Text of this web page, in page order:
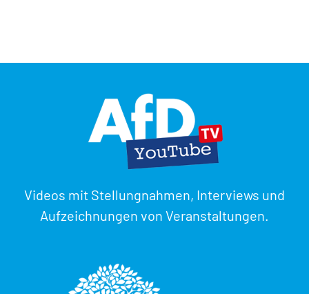
Videos mit Stellungnahmen, Interviews und
Aufzeichnungen von Veranstaltungen.